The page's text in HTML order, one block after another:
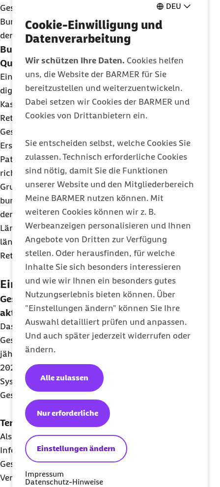
DEU
Cookie-Einwilligung und
Datenverarbeitung
Wir schützen Ihre Daten. Cookies helfen
uns, die Website der BARMER für Sie
bereitzustellen und weiterzuentwickeln.
Dabei setzen wir Cookies der BARMER und
Cookies von Drittanbietern ein.
Sie entscheiden selbst, welche Cookies Sie
zulassen. Technisch erforderliche Cookies
sind nötig, damit Sie die Funktionen
unserer Website und den Mitgliederbereich
Meine BARMER nutzen können. Mit
weiteren Cookies können wir z. B.
Werbeanzeigen personalisieren und Ihnen
Angebote von Dritten zur Verfügung
stellen. Oder herausfinden, für welche
Inhalte Sie sich besonders interessieren
und wie wir Ihnen ein besonders gutes
Nutzungserlebnis bieten können. Über
"Einstellungen ändern" können Sie Ihre
Auswahl detailliert prüfen und anpassen.
Und auch später jederzeit widerrufen oder
ändern.
Einstellungen ändern
Nur erforderliche
Alle zulassen
Impressum
Datenschutz-Hinweise
Gesetz zu integrieren, dürfte auf Kritik der
Bundesländer stoßen, in deren Kompetenzbereich
der Rettungsdienst liegt.
Bundeseinheitliche Vorgaben für die
Qualität der Versorgung notwendig
Eine grundlegend wichtige Entscheidung ist die
digitale Vernetzung von Akutleitstellen der
Kassenärztlichen Vereinigungen und
Rettungsleitstellen zu einem
Gesundheitsleitsystem. Die qualitativ hochwertige
Ersteinschätzung ist Voraussetzung dafür, dass
Patientinnen und Patienten unmittelbar in die
richtige Versorgungsebene geleitet werden.
Grundsätzlich gilt, dass mit dem Notfallgesetz
bundesweit einheitliche Vorgaben für die Qualität
der Versorgung geschaffen werden müssen. Die
Länder sind aufgefordert, diese in ihrer
länderspezifischen Gesetzgebung zum
Rettungsdienst zu verankern.
Ein weiteres Thema des Newsletters:
Gesundheitswesen aktuell 2024:bifglegt
aktuelle Analysen vor
Das Barmer Institut für
Gesundheitssystemforschung (bifg) hat seine
jährliche Publikation „Gesundheitswesen aktuell
2024“ veröffentlicht, mit aktuellen Beiträgen zu
System- und Wettbewerbsfragen des
Gesundheitswesens sowie zu Versorgungsthemen.
Termine laufender Gesetzgebungsverfahren
Als Servicestellen wir in einer Tabelle
Informationen und Termine zu aktuellen
Gesetzgebungsverfahren und zu Verordnungen zur
Verfügung.